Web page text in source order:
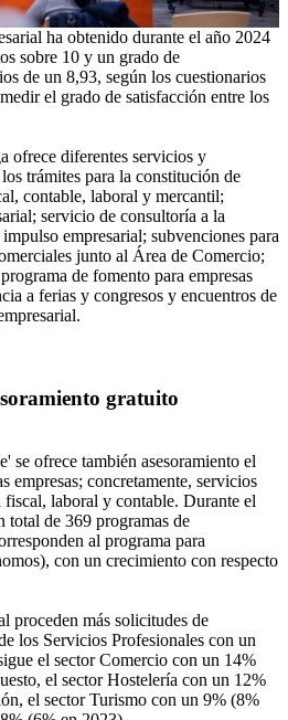
ha obtenido durante el año 2024
sobre 10 y un grado de
de un 8,93, según los cuestionarios
el grado de satisfacción entre los
ofrece diferentes servicios y
trámites para la constitución de
contable, laboral y mercantil;
servicio de consultoría a la
empresarial; subvenciones para
junto al Área de Comercio;
de fomento para empresas
a ferias y congresos y encuentros de
gratuito
se ofrece también asesoramiento el
empresas; concretamente, servicios
fiscal, laboral y contable. Durante el
total de 369 programas de
al programa para
con un crecimiento con respecto
proceden más solicitudes de
los Servicios Profesionales con un
el sector Comercio con un 14%
el sector Hostelería con un 12%
el sector Turismo con un 9% (8%